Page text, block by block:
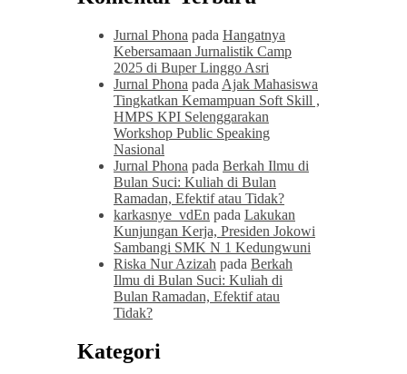
Jurnal Phona pada Hangatnya
Kebersamaan Jurnalistik Camp
2025 di Buper Linggo Asri
Jurnal Phona pada Ajak Mahasiswa
Tingkatkan Kemampuan Soft Skill ,
HMPS KPI Selenggarakan
Workshop Public Speaking
Nasional
Jurnal Phona pada Berkah Ilmu di
Bulan Suci: Kuliah di Bulan
Ramadan, Efektif atau Tidak?
karkasnye_vdEn pada Lakukan
Kunjungan Kerja, Presiden Jokowi
Sambangi SMK N 1 Kedungwuni
Riska Nur Azizah pada Berkah
Ilmu di Bulan Suci: Kuliah di
Bulan Ramadan, Efektif atau
Tidak?
Kategori